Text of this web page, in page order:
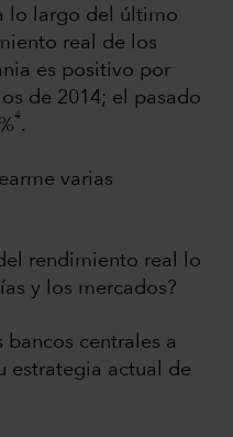
lo largo del último
real de los
es positivo por
de 2014; el pasado
4
.
varias
rendimiento real lo
y los mercados?
bancos centrales a
estrategia actual de